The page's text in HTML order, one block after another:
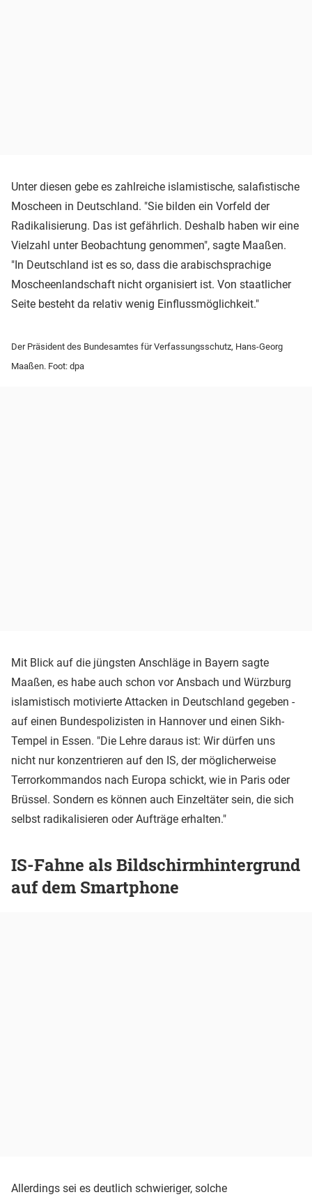
Unter diesen gebe es zahlreiche islamistische, salafistische
Moscheen in Deutschland. "Sie bilden ein Vorfeld der
Radikalisierung. Das ist gefährlich. Deshalb haben wir eine
Vielzahl unter Beobachtung genommen", sagte Maaßen.
"In Deutschland ist es so, dass die arabischsprachige
Moscheenlandschaft nicht organisiert ist. Von staatlicher
Seite besteht da relativ wenig Einflussmöglichkeit."
Der Präsident des Bundesamtes für Verfassungsschutz, Hans-Georg
Maaßen. Foot: dpa
Mit Blick auf die jüngsten Anschläge in Bayern sagte
Maaßen, es habe auch schon vor Ansbach und Würzburg
islamistisch motivierte Attacken in Deutschland gegeben -
auf einen Bundespolizisten in Hannover und einen Sikh-
Tempel in Essen. "Die Lehre daraus ist: Wir dürfen uns
nicht nur konzentrieren auf den IS, der möglicherweise
Terrorkommandos nach Europa schickt, wie in Paris oder
Brüssel. Sondern es können auch Einzeltäter sein, die sich
selbst radikalisieren oder Aufträge erhalten."
IS-Fahne als Bildschirmhintergrund
auf dem Smartphone
Allerdings sei es deutlich schwieriger, solche